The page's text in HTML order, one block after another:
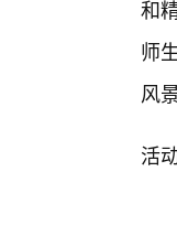
和
师
风
活